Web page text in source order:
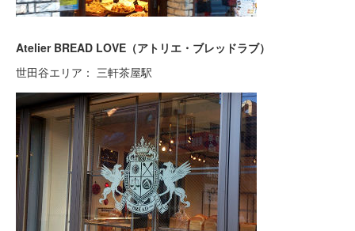
Atelier BREAD LOVE（アトリエ・ブレッドラブ）
世田谷エリア： 三軒茶屋駅